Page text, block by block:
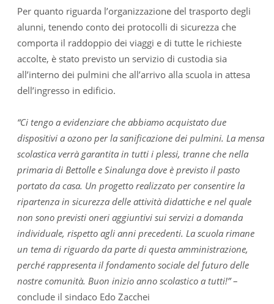
Per quanto riguarda l’organizzazione del trasporto degli
alunni, tenendo conto dei protocolli di sicurezza che
comporta il raddoppio dei viaggi e di tutte le richieste
accolte, è stato previsto un servizio di custodia sia
all’interno dei pulmini che all’arrivo alla scuola in attesa
dell’ingresso in edificio.
“Ci tengo a evidenziare che abbiamo acquistato due
dispositivi a ozono per la sanificazione dei pulmini. La mensa
scolastica verrà garantita in tutti i plessi, tranne che nella
primaria di Bettolle e Sinalunga dove è previsto il pasto
portato da casa. Un progetto realizzato per consentire la
ripartenza in sicurezza delle attività didattiche e nel quale
non sono previsti oneri aggiuntivi sui servizi a domanda
individuale, rispetto agli anni precedenti. La scuola rimane
un tema di riguardo da parte di questa amministrazione,
perché rappresenta il fondamento sociale del futuro delle
nostre comunità. Buon inizio anno scolastico a tutti!”–
conclude il sindaco Edo Zacchei